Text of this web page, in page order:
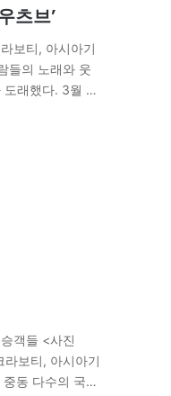
츠브’
보티, 아시아기
들의 노래와 웃
도래했다. 3월 3
객들 <사진
보티, 아시아기
동 다수의 국가